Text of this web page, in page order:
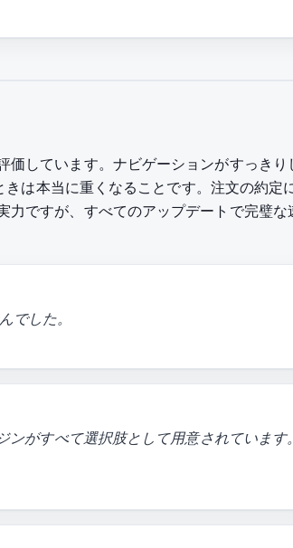
価しています。ナビゲーションがすっき
は本当に重くなることです。注文の約定
ですが、すべてのアップデートで完璧な
でした。
ンがすべて選択肢として用意されていま